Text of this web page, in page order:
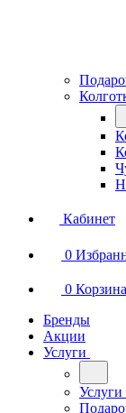
Кабинет
0
0 Корзина
Бренды
Акции
Услуги
Услуги